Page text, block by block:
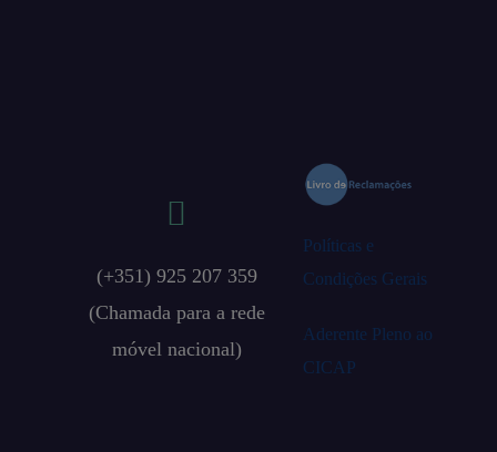
(+351) 925 207 359
(Chamada para a rede
móvel nacional)
Políticas e
Condições Gerais
Aderente Pleno ao
CICAP